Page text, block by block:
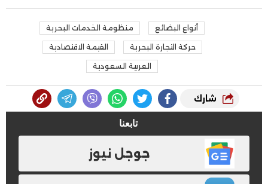
أنواع البضائع منظومة الخدمات البحرية
حركة التجارة البحرية القيمة الاقتصادية
العربية السعودية
شارك
تابعنا
جوجل نيوز